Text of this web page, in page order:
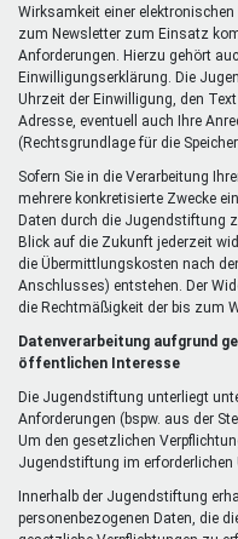
Wirksamkeit einer
zum Newsletter zum Einsatz
Anforderungen. Hierzu gehört
Einwilligungserklärung. Die
Uhrzeit der Einwilligung, den
Adresse, eventuell auch Ihre
(Rechtsgrundlage für die
Sofern Sie in die Verarbeitung
mehrere konkretisierte Zwecke
Daten durch die Jugendstiftung
Blick auf die Zukunft jederzeit
die Übermittlungskosten nach
Anschlusses) entstehen. Der
die Rechtmäßigkeit der bis zum
Datenverarbeitung aufgrund
öffentlichen Interesse
Die Jugendstiftung unterliegt
Anforderungen (bspw. aus der
Um den gesetzlichen
Jugendstiftung im erforderlichen
Innerhalb der Jugendstiftung
personenbezogenen Daten, die